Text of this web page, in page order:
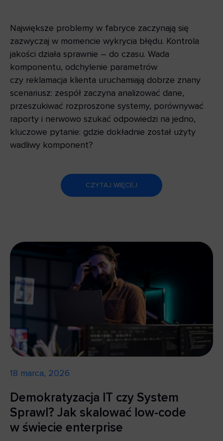
Największe problemy w fabryce zaczynają się
zazwyczaj w momencie wykrycia błędu. Kontrola
jakości działa sprawnie – do czasu. Wada
komponentu, odchylenie parametrów
czy reklamacja klienta uruchamiają dobrze znany
scenariusz: zespół zaczyna analizować dane,
przeszukiwać rozproszone systemy, porównywać
raporty i nerwowo szukać odpowiedzi na jedno,
kluczowe pytanie: gdzie dokładnie został użyty
wadliwy komponent?
CZYTAJ WIĘCEJ
18 marca, 2026
Demokratyzacja IT czy System
Sprawl? Jak skalować low-code
w świecie enterprise